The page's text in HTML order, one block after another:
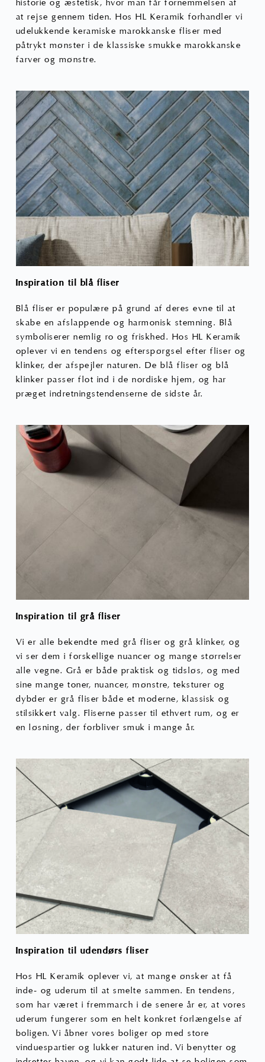
historie og æstetisk, hvor man får fornemmelsen af
at rejse gennem tiden. Hos HL Keramik forhandler vi
udelukkende keramiske marokkanske fliser med
påtrykt mønster i de klassiske smukke marokkanske
farver og mønstre.
Inspiration til blå fliser
Blå fliser er populære på grund af deres evne til at
skabe en afslappende og harmonisk stemning. Blå
symboliserer nemlig ro og friskhed. Hos HL Keramik
oplever vi en tendens og efterspørgsel efter fliser og
klinker, der afspejler naturen. De blå fliser og blå
klinker passer flot ind i de nordiske hjem, og har
præget indretningstendenserne de sidste år.
Inspiration til grå fliser
Vi er alle bekendte med grå fliser og grå klinker, og
vi ser dem i forskellige nuancer og mange størrelser
alle vegne. Grå er både praktisk og tidsløs, og med
sine mange toner, nuancer, mønstre, teksturer og
dybder er grå fliser både et moderne, klassisk og
stilsikkert valg. Fliserne passer til ethvert rum, og er
en løsning, der forbliver smuk i mange år.
Inspiration til udendørs fliser
Hos HL Keramik oplever vi, at mange ønsker at få
inde- og uderum til at smelte sammen. En tendens,
som har været i fremmarch i de senere år er, at vores
uderum fungerer som en helt konkret forlængelse af
boligen. Vi åbner vores boliger op med store
vinduespartier og lukker naturen ind. Vi benytter og